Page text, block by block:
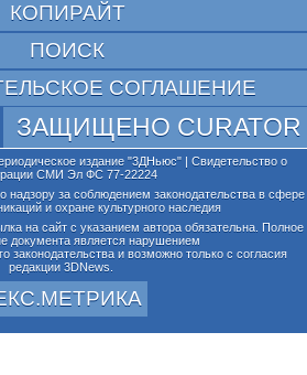
КОПИРАЙТ
ПОИСК
СОГЛАШЕНИЕ
ЗАЩИЩЕНО CURATOR
издание "3ДНьюс" | Свидетельство о
СМИ Эл ФС 77-22224
за соблюдением законодательства в сфере
и охране культурного наследия
на сайт с указанием автора обязательна. Полное
документа является нарушением
законодательства и возможно только с согласия
редакции 3DNews.